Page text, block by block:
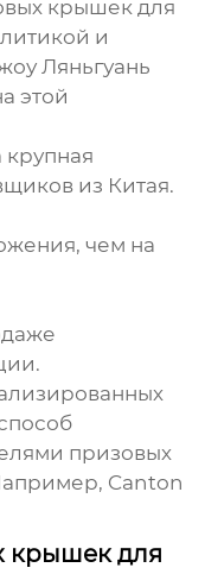
крышек для
и
Ляньгуань
этой
из Китая.
чем на
призовых
Canton
крышек для